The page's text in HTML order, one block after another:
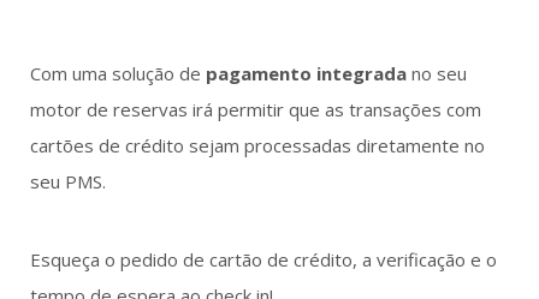
Com uma solução de pagamento integrada no seu
motor de reservas irá permitir que as transações com
cartões de crédito sejam processadas diretamente no
seu PMS.
Esqueça o pedido de cartão de crédito, a verificação e o